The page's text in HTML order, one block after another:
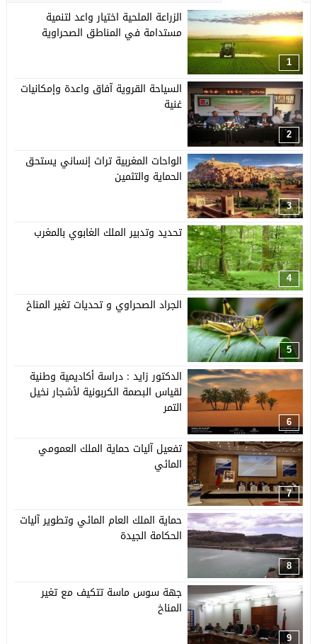
1
الزراعة الملحية اختيار واعد لتنمية
مستدامة في المناطق الصحراوية
2
السياحة القروية آفاق واعدة وإمكانيات
غنية
3
الواحات المغربية تراث إنساني يستحق
الحماية والتثمين
4
تحديد وتدبير الملك الغابوي بالمغرب
5
الجراد الصحراوي و تحديات تغير المناخ
6
الدكتور زايد : دراسة أكاديمية وطنية
لقياس البصمة الكربونية لأشجار نخيل
التمر
7
تفعيل آليات حماية الملك العمومي
المائي
8
حماية الملك العام المائي وتطوير آليات
الحكامة الجيدة
9
جهة سوس ماسة تتكيف مع تغير
المناخ